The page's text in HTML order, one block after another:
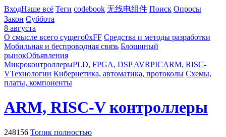
ВходНаше всё Теги codebook 无线电组件 Поиск Опросы
Закон Суббота
8 августа
О смысле всего сущего0xFF Средства и методы разработки
Мобильная и беспроводная связь Блошиный
рынокОбъявления
МикроконтроллерыPLD, FPGA, DSP AVRPICARM, RISC-
VТехнологии Кибернетика, автоматика, протоколы Схемы,
платы, компоненты
ARM, RISC-V контроллеры
248156 Топик полностью